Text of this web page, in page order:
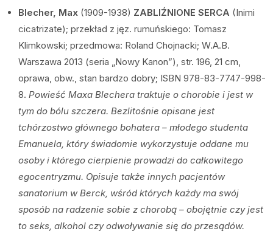
Blecher, Max (1909-1938) ZABLIŹNIONE SERCA (Inimi
cicatrizate); przekład z jęz. rumuńskiego: Tomasz
Klimkowski; przedmowa: Roland Chojnacki; W.A.B.
Warszawa 2013 (seria „Nowy Kanon”), str. 196, 21 cm,
oprawa, obw., stan bardzo dobry; ISBN 978-83-7747-998-
8. Powieść Maxa Blechera traktuje o chorobie i jest w
tym do bólu szczera. Bezlitośnie opisane jest
tchórzostwo głównego bohatera – młodego studenta
Emanuela, który świadomie wykorzystuje oddane mu
osoby i którego cierpienie prowadzi do całkowitego
egocentryzmu. Opisuje także innych pacjentów
sanatorium w Berck, wśród których każdy ma swój
sposób na radzenie sobie z chorobą – obojętnie czy jest
to seks, alkohol czy odwoływanie się do przesądów.